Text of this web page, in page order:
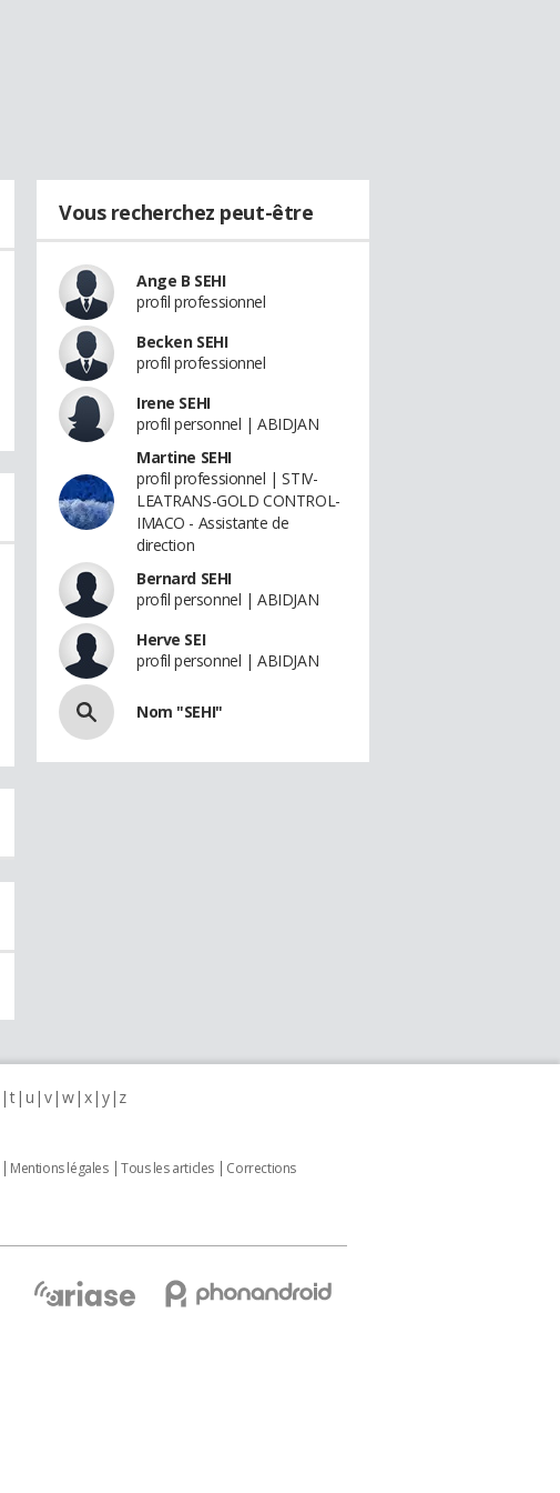
Vous recherchez peut-être
Ange B SEHI
profil professionnel
Becken SEHI
profil professionnel
Irene SEHI
profil personnel | ABIDJAN
Martine SEHI
profil professionnel | STIV-
LEATRANS-GOLD CONTROL-
IMACO - Assistante de
direction
Bernard SEHI
profil personnel | ABIDJAN
Herve SEI
profil personnel | ABIDJAN
Nom "SEHI"
t u v w x y z
Mentions légales Tous les articles
Corrections